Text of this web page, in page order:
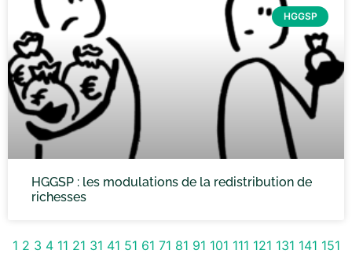
HGGSP
HGGSP : les modulations de la redistribution de
richesses
1 2 3 4 11 21 31 41 51 61 71 81 91 101 111 121 131 141 151